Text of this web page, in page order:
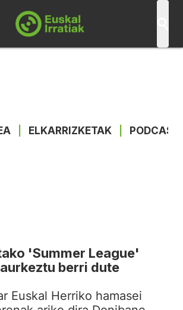
ELKARRIZKETAK
'Summer League'
berri dute
Euskal Herriko hamasei